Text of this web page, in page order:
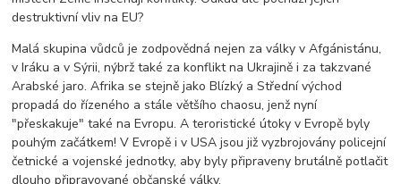
destruktivní vliv na EU?
Malá skupina vůdců je zodpovědná nejen za války v Afgánistánu,
v Iráku a v Sýrii, nýbrž také za konflikt na Ukrajině i za takzvané
Arabské jaro. Afrika se stejně jako Blízký a Střední východ
propadá do řízeného a stále většího chaosu, jenž nyní
"přeskakuje" také na Evropu. A teroristické útoky v Evropě byly
pouhým začátkem! V Evropě i v USA jsou již vyzbrojovány policejní
četnické a vojenské jednotky, aby byly připraveny brutálně potlačit
dlouho připravované občanské války.